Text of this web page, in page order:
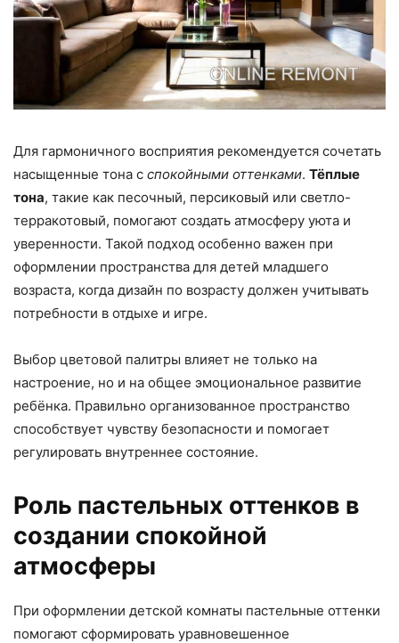
Для гармоничного восприятия рекомендуется сочетать
насыщенные тона с спокойными оттенками. Тёплые
тона, такие как песочный, персиковый или светло-
терракотовый, помогают создать атмосферу уюта и
уверенности. Такой подход особенно важен при
оформлении пространства для детей младшего
возраста, когда дизайн по возрасту должен учитывать
потребности в отдыхе и игре.
Выбор цветовой палитры влияет не только на
настроение, но и на общее эмоциональное развитие
ребёнка. Правильно организованное пространство
способствует чувству безопасности и помогает
регулировать внутреннее состояние.
Роль пастельных оттенков в
создании спокойной
атмосферы
При оформлении детской комнаты пастельные оттенки
помогают сформировать уравновешенное